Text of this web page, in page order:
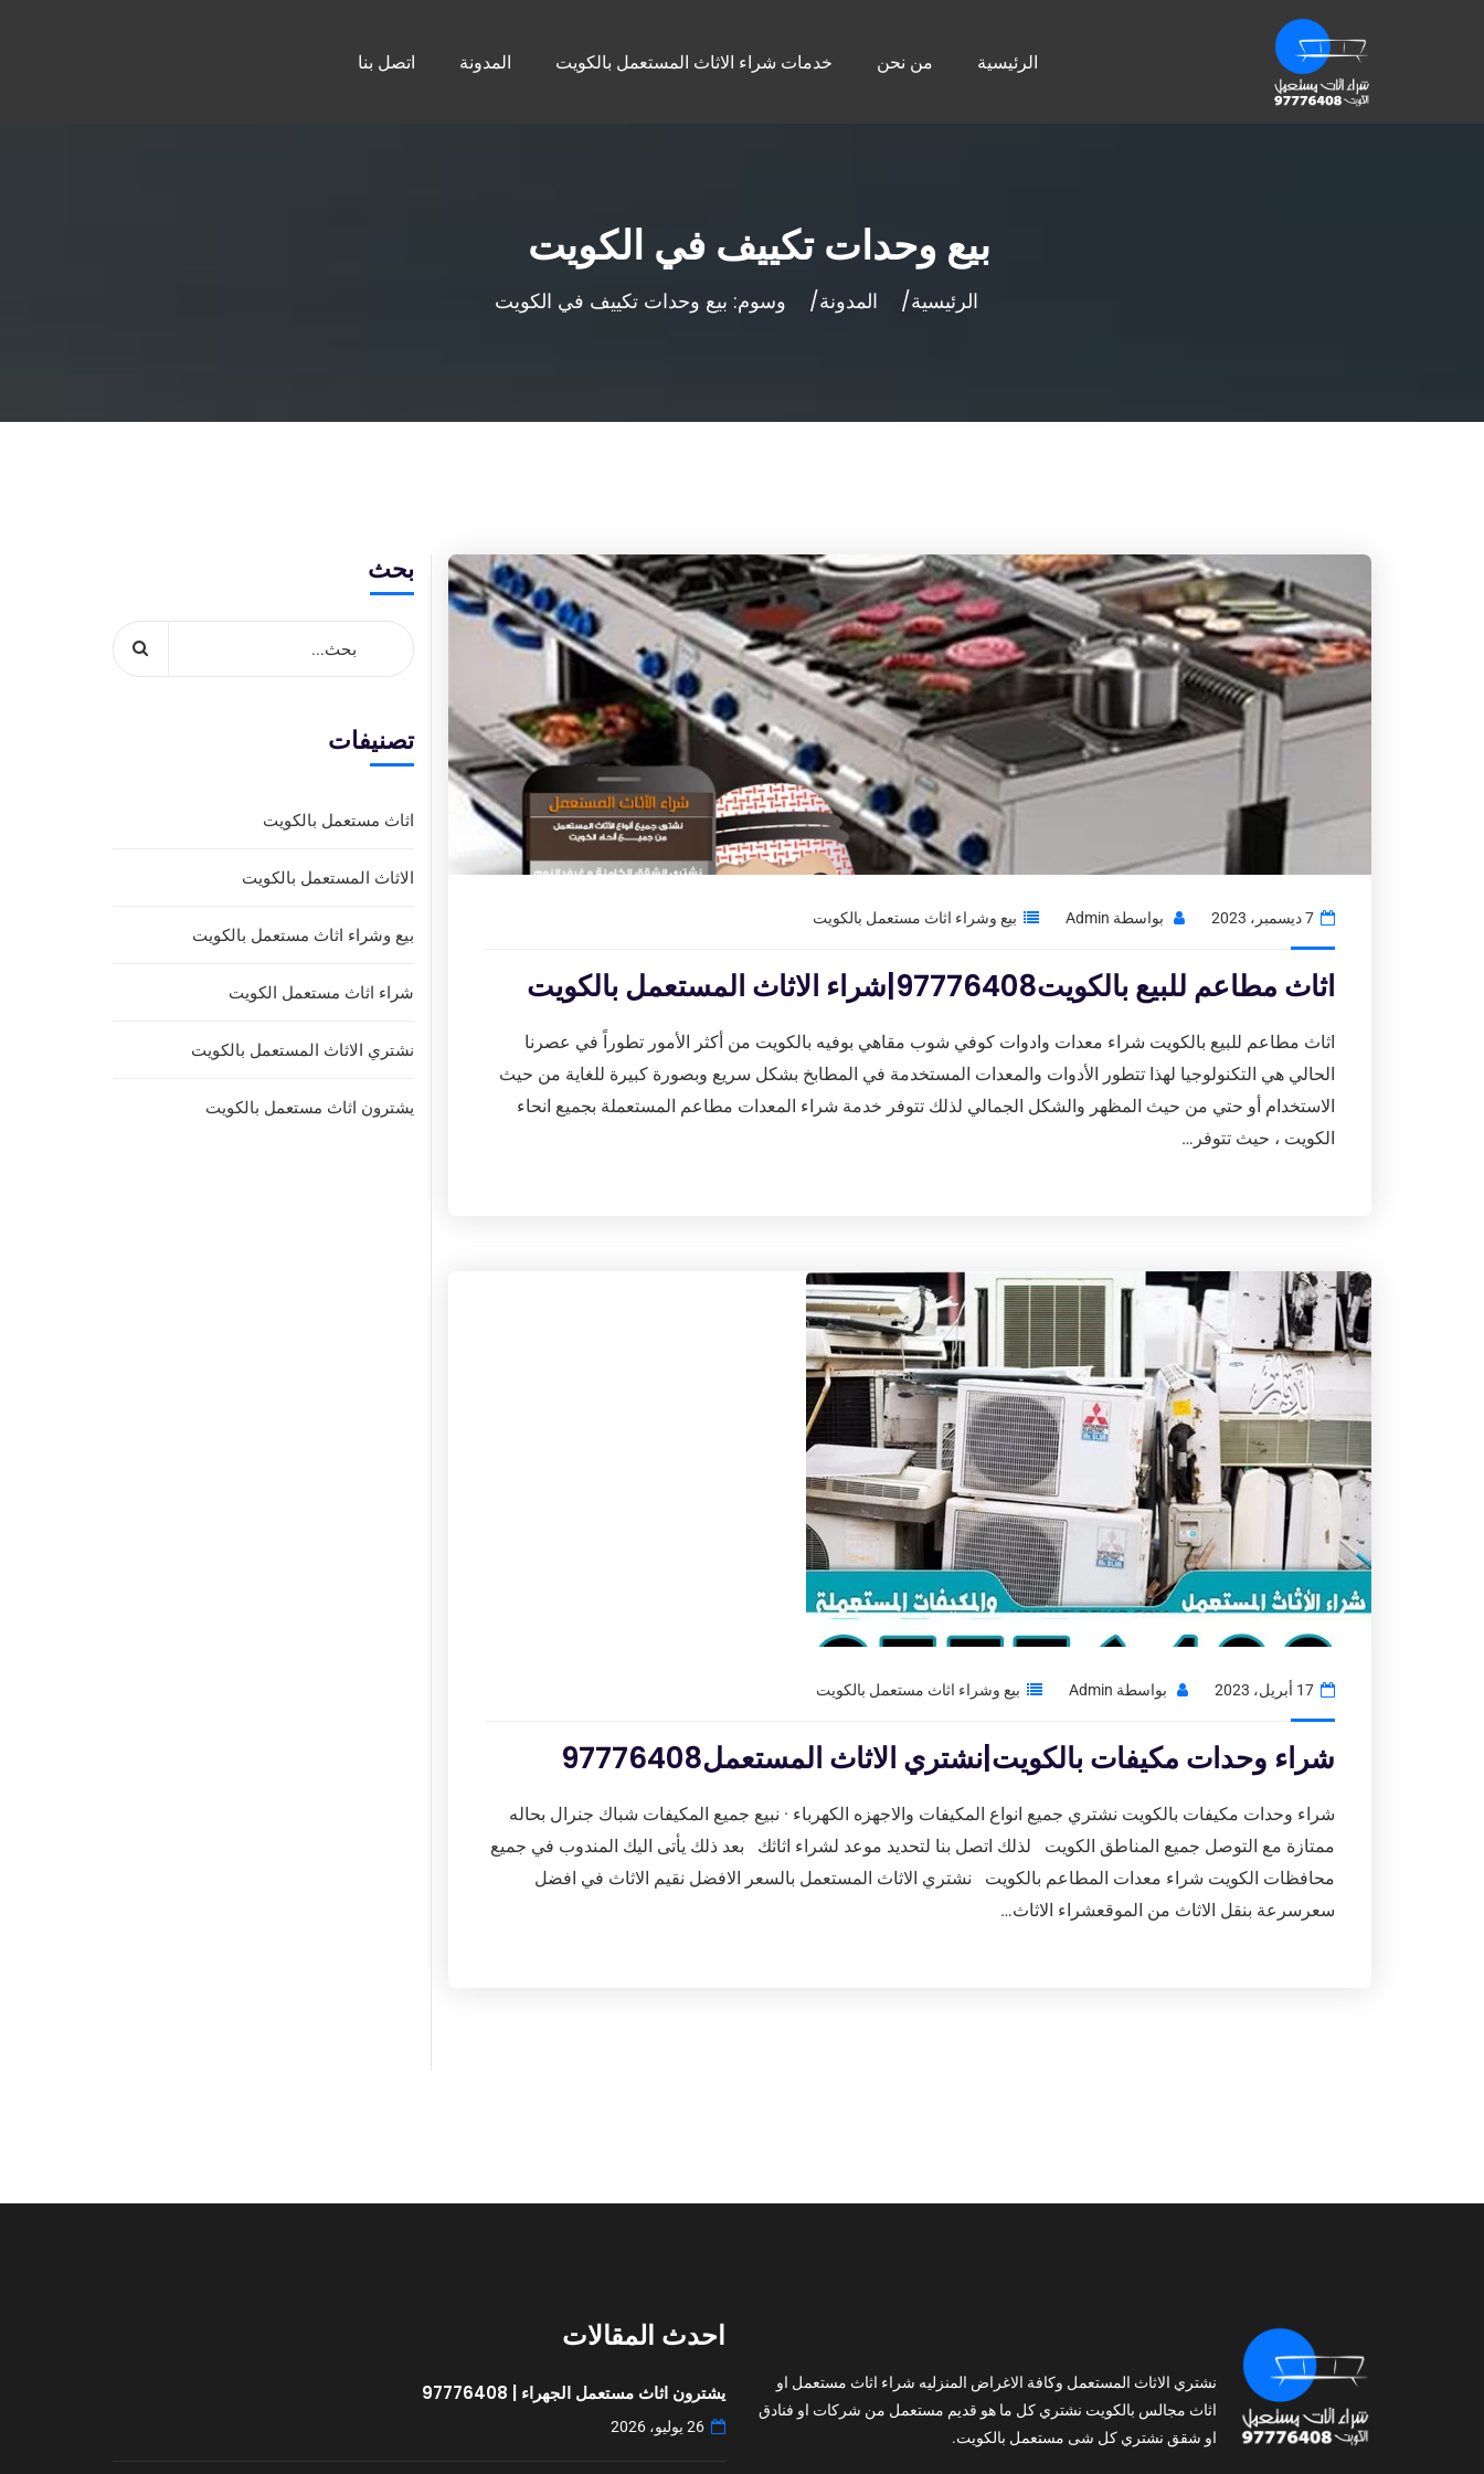
الرئيسية من نحن خدمات شراء الاثاث المستعمل بالكويت المدونة اتصل بنا
بيع وحدات تكييف في الكويت
الرئيسية المدونة وسوم: بيع وحدات تكييف في الكويت
7 ديسمبر، 2023 بواسطة Admin بيع وشراء اثاث مستعمل بالكويت
اثاث مطاعم للبيع بالكويت97776408|شراء الاثاث المستعمل بالكويت
اثاث مطاعم للبيع بالكويت شراء معدات وادوات كوفي شوب مقاهي بوفيه بالكويت من أكثر الأمور تطوراً في عصرنا
الحالي هي التكنولوجيا لهذا تتطور الأدوات والمعدات المستخدمة في المطابخ بشكل سريع وبصورة كبيرة للغاية من حيث
الاستخدام أو حتي من حيث المظهر والشكل الجمالي لذلك تتوفر خدمة شراء المعدات مطاعم المستعملة بجميع انحاء
الكويت ، حيث تتوفر…
17 أبريل، 2023 بواسطة Admin بيع وشراء اثاث مستعمل بالكويت
شراء وحدات مكيفات بالكويت|نشتري الاثاث المستعمل97776408
شراء وحدات مكيفات بالكويت نشتري جميع انواع المكيفات والاجهزه الكهرباء · نبيع جميع المكيفات شباك جنرال بحاله
ممتازة مع التوصل جميع المناطق الكويت لذلك اتصل بنا لتحديد موعد لشراء اثاثك بعد ذلك يأتى اليك المندوب في جميع
محافظات الكويت شراء معدات المطاعم بالكويت نشتري الاثاث المستعمل بالسعر الافضل نقيم الاثاث في افضل
سعرسرعة بنقل الاثاث من الموقعشراء الاثاث…
بحث
تصنيفات
اثاث مستعمل بالكويت
الاثاث المستعمل بالكويت
بيع وشراء اثاث مستعمل بالكويت
شراء اثاث مستعمل الكويت
نشتري الاثاث المستعمل بالكويت
يشترون اثاث مستعمل بالكويت
نشتري الاثاث المستعمل وكافة الاغراض المنزليه شراء اثاث مستعمل او
اثاث مجالس بالكويت نشتري كل ما هو قديم مستعمل من شركات او فنادق
او شقق نشتري كل شى مستعمل بالكويت.
احدث المقالات
يشترون اثاث مستعمل الجهراء | 97776408
26 يوليو، 2026